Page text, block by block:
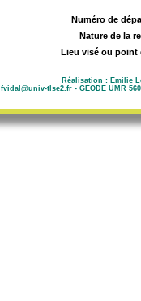
Numéro de
Nature de la
Lieu visé ou point
Réalisation : Emilie
fvidal@univ-tlse2.fr- GEODE UMR